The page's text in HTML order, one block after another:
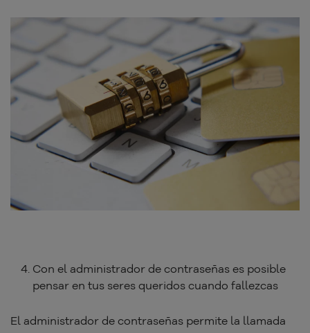
Con el administrador de contraseñas es posible
pensar en tus seres queridos cuando fallezcas
El administrador de contraseñas permite la llamada